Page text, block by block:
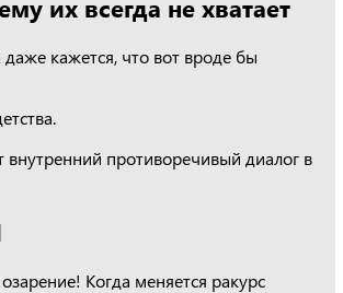
их всегда не хватает
кажется, что вот вроде бы
внутренний противоречивый диалог в
Когда меняется ракурс